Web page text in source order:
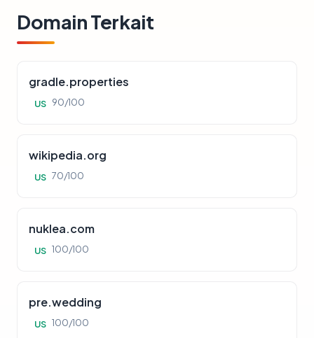
Domain Terkait
gradle.properties
US 90/100
wikipedia.org
US 70/100
nuklea.com
US 100/100
pre.wedding
US 100/100